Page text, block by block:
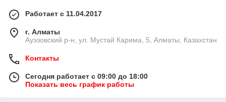
Работает с 11.04.2017
г. Алматы
​Ауэзовский р-н, ул. Мустай Карима, 5, Алматы, Казахстан
Контакты
Сегодня работает с 09:00 до 18:00
Показать весь график работы